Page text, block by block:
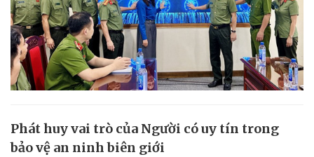
Phát huy vai trò của Người có uy tín trong
bảo vệ an ninh biên giới